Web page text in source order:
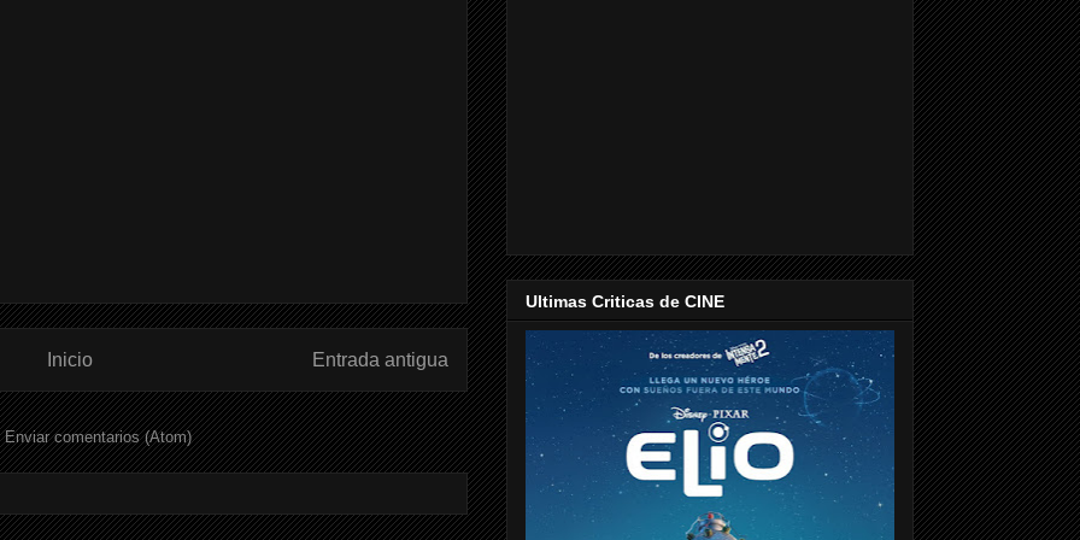
Entrada antigua
Inicio
Enviar comentarios (Atom)
Ultimas Criticas de CINE